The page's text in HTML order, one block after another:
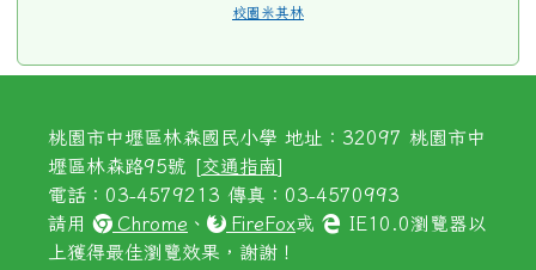
校園米其林
桃園市中壢區林森國民小學 地址：32097 桃園市中
壢區林森路95號 [交通指南]
電話：03-4579213 傳真：03-4570993
請用
Chrome 、 FireFox或
IE10.0瀏覽器以
上獲得最佳瀏覽效果，謝謝！